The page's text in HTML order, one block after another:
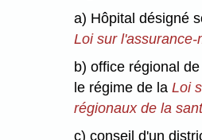
a) Hôpital désigné
Loi sur l'assurance-
b) office régional
le régime de la Loi
régionaux de la
c) conseil d'un